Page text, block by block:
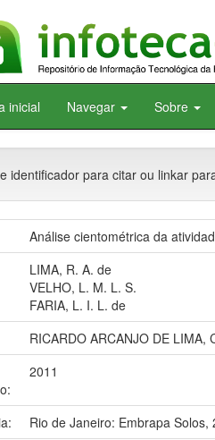
inicial Navegar Sobre
identificador para citar ou linkar
Análise cientométrica da
LIMA, R. A. de
VELHO, L. M. L. S.
FARIA, L. I. L. de
RICARDO ARCANJO DE
2011
Rio de Janeiro: Embrapa Solos,